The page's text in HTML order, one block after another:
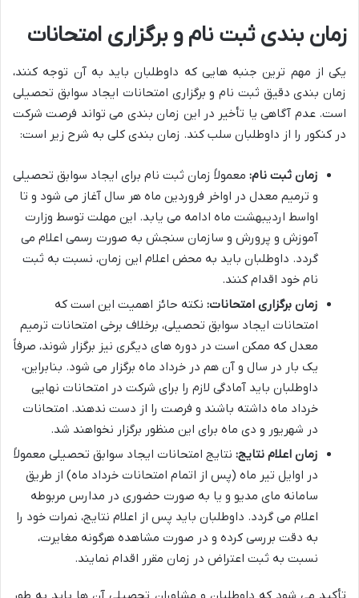
زمان بندی ثبت نام و برگزاری امتحانات
یکی از مهم ترین جنبه هایی که داوطلبان باید به آن توجه کنند،
زمان بندی دقیق ثبت نام و برگزاری امتحانات ایجاد سوابق تحصیلی
است. عدم آگاهی یا تأخیر در این زمان بندی می تواند فرصت شرکت
در کنکور را از داوطلبان سلب کند. زمان بندی کلی به شرح زیر است:
زمان ثبت نام: معمولاً زمان ثبت نام برای ایجاد سوابق تحصیلی
و ترمیم معدل در اواخر فروردین ماه هر سال آغاز می شود و تا
اواسط اردیبهشت ماه ادامه می یابد. این مهلت توسط وزارت
آموزش و پرورش و سازمان سنجش به صورت رسمی اعلام می
گردد. داوطلبان باید به محض اعلام این زمان، نسبت به ثبت
نام خود اقدام کنند.
زمان برگزاری امتحانات: نکته حائز اهمیت این است که
امتحانات ایجاد سوابق تحصیلی، برخلاف برخی امتحانات ترمیم
معدل که ممکن است در دوره های دیگری نیز برگزار شوند، صرفاً
یک بار در سال و آن هم در خرداد ماه برگزار می شود. بنابراین،
داوطلبان باید آمادگی لازم را برای شرکت در امتحانات نهایی
خرداد ماه داشته باشند و فرصت را از دست ندهند. امتحانات
در شهریور و دی ماه برای این منظور برگزار نخواهند شد.
زمان اعلام نتایج: نتایج امتحانات ایجاد سوابق تحصیلی معمولاً
در اوایل تیر ماه (پس از اتمام امتحانات خرداد ماه) از طریق
سامانه مای مدیو و یا به صورت حضوری در مدارس مربوطه
اعلام می گردد. داوطلبان باید پس از اعلام نتایج، نمرات خود را
به دقت بررسی کرده و در صورت مشاهده هرگونه مغایرت،
نسبت به ثبت اعتراض در زمان مقرر اقدام نمایند.